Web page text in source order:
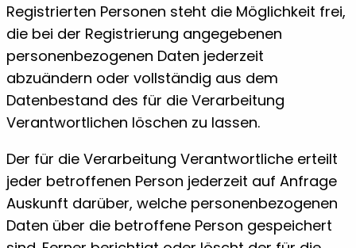
Registrierten Personen steht die Möglichkeit frei,
die bei der Registrierung angegebenen
personenbezogenen Daten jederzeit
abzuändern oder vollständig aus dem
Datenbestand des für die Verarbeitung
Verantwortlichen löschen zu lassen.
Der für die Verarbeitung Verantwortliche erteilt
jeder betroffenen Person jederzeit auf Anfrage
Auskunft darüber, welche personenbezogenen
Daten über die betroffene Person gespeichert